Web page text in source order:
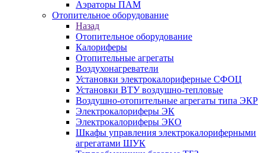
Аэраторы ПАМ
Отопительное оборудование
Назад
Отопительное оборудование
Калориферы
Отопительные агрегаты
Воздухонагреватели
Установки электрокалориферные СФОЦ
Установки ВТУ воздушно-тепловые
Воздушно-отопительные агрегаты типа ЭКР
Электрокалориферы ЭК
Электрокалориферы ЭКО
Шкафы управления электрокалориферными
агрегатами ШУК